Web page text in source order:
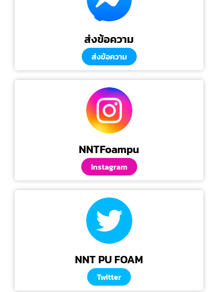
ส่งข้อความ
ส่งข้อความ
NNTFoampu
Instagram
NNT PU FOAM
Twitter